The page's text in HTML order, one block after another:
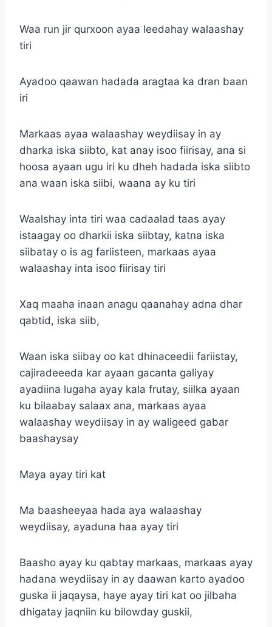
Waa run jir qurxoon ayaa leedahay walaashay
tiri
Ayadoo qaawan hadada aragtaa ka dran baan
iri
Markaas ayaa walaashay weydiisay in ay
dharka iska siibto, kat anay isoo fiirisay, ana si
hoosa ayaan ugu iri ku dheh hadada iska siibto
ana waan iska siibi, waana ay ku tiri
Waalshay inta tiri waa cadaalad taas ayay
istaagay oo dharkii iska siibtay, katna iska
siibatay o is ag fariisteen, markaas ayaa
walaashay inta isoo fiirisay tiri
Xaq maaha inaan anagu qaanahay adna dhar
qabtid, iska siib,
Waan iska siibay oo kat dhinaceedii fariistay,
cajiradeeeda kar ayaan gacanta galiyay
ayadiina lugaha ayay kala frutay, siilka ayaan
ku bilaabay salaax ana, markaas ayaa
walaashay weydiisay in ay waligeed gabar
baashaysay
Maya ayay tiri kat
Ma baasheeyaa hada aya walaashay
weydiisay, ayaduna haa ayay tiri
Baasho ayay ku qabtay markaas, markaas ayay
hadana weydiisay in ay daawan karto ayadoo
guska ii jaqaysa, haye ayay tiri kat oo jilbaha
dhigatay jaqniin ku bilowday guskii,